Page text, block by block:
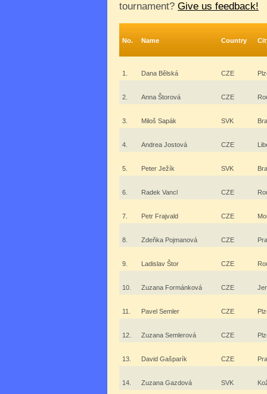
tournament? Give us feedback!
No. Name Country
1. Dana Bělská CZE
2. Anna Štorová CZE
3. Miloš Sapák SVK
4. Andrea Jostová CZE
5. Peter Ježík SVK
6. Radek Vancl CZE
7. Petr Frajvald CZE
8. Zdeňka Pojmanová CZE
9. Ladislav Štor CZE
10. Zuzana Formánková CZE
11. Pavel Semler CZE
12. Zuzana Semlerová CZE
13. David Gašparík CZE
14. Zuzana Gazdová SVK